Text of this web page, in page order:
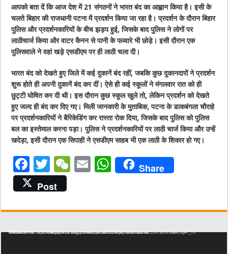
आपको बता दें कि आज देश में 21 संगठनों ने भारत बंद का आह्वान किया है। इसी के
चलते बिहार की राजधानी पटना में प्रदर्शन किया जा रहा है। प्रदर्शन के दौरान बिहार
पुलिस और प्रदर्शनकारियों के बीच झड़प हुई, जिसके बाद पुलिस ने लोगों पर
लाठीचार्ज किया और वाटर कैनन से पानी के फव्वारे भी छोड़े। इसी दौरान एक
पुलिसवाले ने वहां खड़े एसडीएम पर ही लाठी चला दी।
भारत बंद को देखते हुए जिले में कई दुकानें बंद रहीं, जबकि कुछ दुकानदारों ने प्रदर्शन
शुरू होते ही अपनी दुकानें बंद कर दीं। ऐसे ही कई स्कूलों ने मंगलवार रात को ही
छुट्टी घोषित कर दी थी। इस दौरान कुछ स्कूल खुले तो, लेकिन प्रदर्शन को देखते
हुए जल्द ही बंद कर दिए गए। मिली जानकारी के मुताबिक, पटना के डाकबंगला चौराहे
पर प्रदर्शनकारियों ने बैरिकेडिंग कर रास्ता रोक दिया, जिसके बाद पुलिस को पुलिस
बल का इस्तेमाल करना पड़ा। पुलिस ने प्रदर्शनकारियों पर लाठी चार्ज किया और उन्हें
खदेड़ा, इसी दौरान एक सिपाही ने एसडीएम साहब भी एक लाठी के शिकार हो गए।
F
a
c
e
b
T
w
it
te
r
W
h
at
E
l
W
s
A
Share
Post
Video Player
Media error: Format(s) not supported or source(s) not found
Download File: https://shabddoot.com/wp-content/uploads/2024/08/Uttarakhand-No.1-in-SDG-Index.mp4?_=1